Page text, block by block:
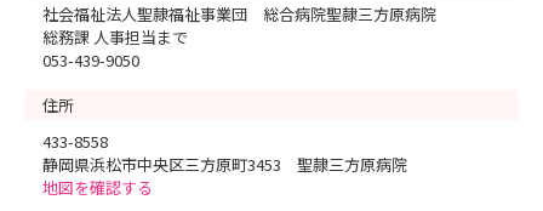
社会福祉法人聖隷福祉事業団 総合病院聖隷三方原病院
総務課 人事担当まで
053-439-9050
住所
433-8558
静岡県浜松市中央区三方原町3453 聖隷三方原病院
地図を確認する